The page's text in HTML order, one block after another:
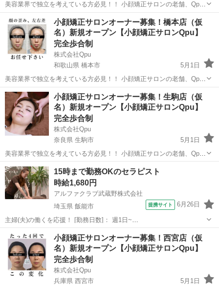
美容業界で独立を考えている方必見！！ 小顔矯正サロンの老舗、Qpu
のオーナーとして、新しいキャリアをスタートしませんか？？ 🌟 「キ
ュープ」ってどんなサロン？ 🌟 Qpuは2012年に東京の六本木で第1号
店をオープ...
鳥取 倉吉市 セラピスト リモート
小顔矯正サロンオーナー募集！橋本店（仮
名）新規オープン【小顔矯正サロンQpu】
完全歩合制
株式会社Qpu
和歌山県 橋本市
5月1日
美容業界で独立を考えている方必見！！ 小顔矯正サロンの老舗、Qpu
のオーナーとして、新しいキャリアをスタートしませんか？？ 🌟 「キ
ュープ」ってどんなサロン？ 🌟 Qpuは2012年に東京の六本木で第1号
店をオープ...
和歌山 橋本市 セラピスト リモート
小顔矯正サロンオーナー募集！生駒店（仮
名）新規オープン【小顔矯正サロンQpu】
完全歩合制
株式会社Qpu
奈良県 生駒市
5月1日
美容業界で独立を考えている方必見！！ 小顔矯正サロンの老舗、Qpu
のオーナーとして、新しいキャリアをスタートしませんか？？ 🌟 「キ
ュープ」ってどんなサロン？ 🌟 Qpuは2012年に東京の六本木で第1号
店をオープ...
奈良 生駒市 セラピスト
15時まで勤務OKのセラピスト
時給1,680円
アルファクラブ武蔵野株式会社
埼玉県 飯能市
提携サイト 6月26日
主婦(夫)の働くを応援！ [勤務日数]： 週1日~
10:00~15:00/13:00~16:00/15:00~20:00/10:00~19:00/19:00~23:00 月/
火/水/木/金/土/日 などから選べます [...
埼玉 飯能市 セラピスト
小顔矯正サロンオーナー募集！西宮店（仮
名）新規オープン【小顔矯正サロンQpu】
完全歩合制
株式会社Qpu
兵庫県 西宮市
5月1日